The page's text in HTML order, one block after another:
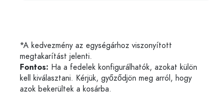
*A kedvezmény az egységárhoz viszonyított
megtakarítást jelenti.
Fontos: Ha a fedelek konfigurálhatók, azokat külön
kell kiválasztani. Kérjük, győződjön meg arról, hogy
azok bekerültek a kosárba.